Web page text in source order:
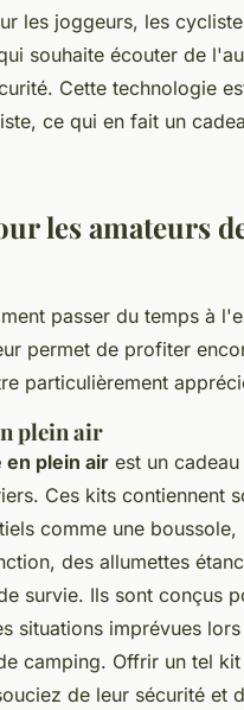
les joggeurs, les
souhaite écouter de
Cette technologie
ce qui en fait un
les amateurs
passer du temps à
permet de profiter
particulièrement
plein air
en plein air est un
Ces kits contiennent
comme une boussole,
des allumettes
survie. Ils sont conçus
situations imprévues
camping. Offrir un tel
de leur sécurité et